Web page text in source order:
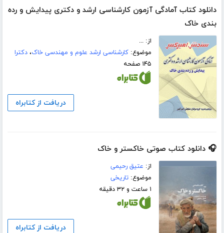
دانلود کتاب آمادگی آزمون کارشناسی ارشد و دکتری پیدایش و رده
بندی خاک
از: ...
موضوع:کارشناسی ارشد علوم و مهندسی خاک،دکترا
۱۴۵ صفحه
دریافت از کتابراه
🎧 دانلود کتاب صوتی خاکستر و خاک
از: عتیق رحیمی
موضوع:تاریخی
۱ ساعت و ۳۲ دقیقه
دریافت از کتابراه